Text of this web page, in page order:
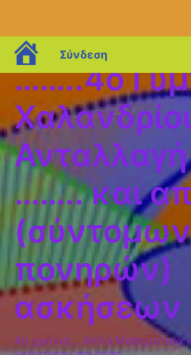
blogs.sch.gr
Σύνδεση
……..4o
…….. και
πονηρών)
ασκήσεων
4η χρονιά… Απλά Μαθηματικά